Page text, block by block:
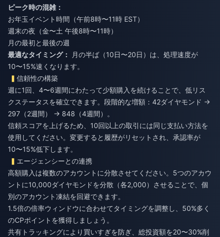
ピーク時の混雑：
お年玉イベント時間（午前8時〜11時 EST）
週末の夜（金〜土 午後8時〜11時）
月の最初と最後の週
最適なタイミング：
月の半ば（10日〜20日）は、処理速度が
10〜15%速くなります。
信頼性の構築
週に1回、4〜6週間にわたって少額購入を続けることで、低リス
クステータスを確立できます。段階的な増額：42ダイヤモンド →
297（2週間） → 848（4週間）。
信頼スコアを上げるため、10回以上の取引には同じ支払い方法を
使用してください。変更すると履歴がリセットされ、承認率が
10〜15%低下します。
エージェンシーとの連携
高額購入は複数のアカウントに分散させてください。5つのアカウ
ントに10,000ダイヤモンドを分散（各2,000）させることで、個
別のアカウント凍結を回避できます。
1.5倍の倍率ウィンドウに合わせてタイミングを調整し、50%多く
のCPポイントを獲得しましょう。
共有トラッキングにより買いすぎを防ぎ、総投資額を20〜30%削